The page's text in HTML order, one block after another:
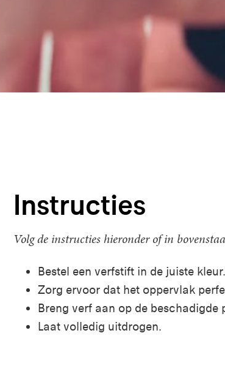
Instructies
Volg de instructies hieronder of in
Bestel een verfstift in de juiste kleur.
Zorg ervoor dat het oppervlak
Breng verf aan op de beschadigde
Laat volledig uitdrogen.